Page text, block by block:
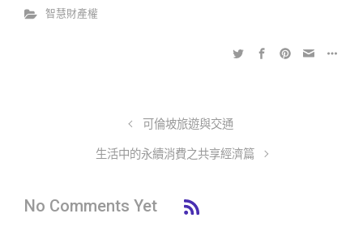
智慧財產權
可倫坡旅遊與交通
生活中的永續消費之共享經濟篇
No Comments Yet